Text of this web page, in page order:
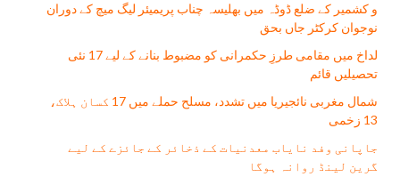
و کشمیر کے ضلع ڈوڈہ میں بھلیسہ چناب پریمیئر لیگ میچ کے دوران
نوجوان کرکٹر جاں بحق
لداخ میں مقامی طرزِ حکمرانی کو مضبوط بنانے کے لیے 17 نئی
تحصیلیں قائم
شمال مغربی نائجیریا میں تشدد، مسلح حملے میں 17 کسان ہلاک،
13 زخمی
جاپانی وفد نایاب معدنیات کے ذخائر کے جائزے کے لیے
گرین لینڈ روانہ ہوگا